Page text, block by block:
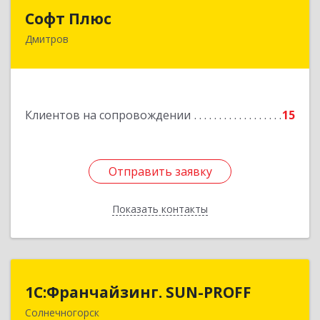
Софт Плюс
Дмитров
Клиентов на сопровождении 15
Отправить заявку
Показать контакты
141851, Московская обл, г.о. Дмитровский,
Отправить заявку
Назад
1С:Франчайзинг. SUN-PROFF
Солнечногорск
1С:Франчайзинг. SUN-PROFF
141503, Московская обл, Солнечногорский р-н,